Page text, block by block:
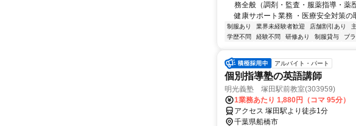
務全般（調剤・監査・服薬指導・薬
健康サポート業務 ・医療安全対策の
制服あり 業界未経験者歓迎 店舗割引あり
学歴不問
経験不問 研修あり 制服貸与 ブ
アルバイト・パート
個別指導塾の英語講師
明光義塾 塚田駅前教室(303959)
1業務あたり 1,880円（コマ 95分）
アクセス 塚田駅より徒歩1分
千葉県船橋市